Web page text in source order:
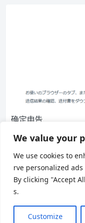
We value your
We use cookies to
rve personalized
By clicking "Accept
s.
Customize
确定申告
确定申告（確定申告 /
年度纳税申告制度。简
767 0